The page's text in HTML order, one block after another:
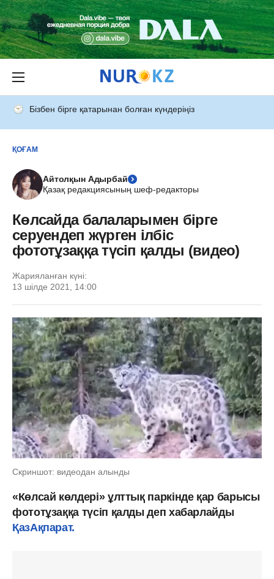
Бізбен бірге қатарынан болған күндеріңіз
ҚОҒАМ
Айтолқын Адырбай
Қазақ редакциясының шеф-редакторы
Көлсайда балаларымен бірге
серуендеп жүрген ілбіс
фототұзаққа түсіп қалды (видео)
Жарияланған күні:
13 шілде 2021, 14:00
Скриншот: видеодан алынды
«Көлсай көлдері» ұлттық паркінде қар барысы
фототұзаққа түсіп қалды деп хабарлайды
ҚазАқпарат.